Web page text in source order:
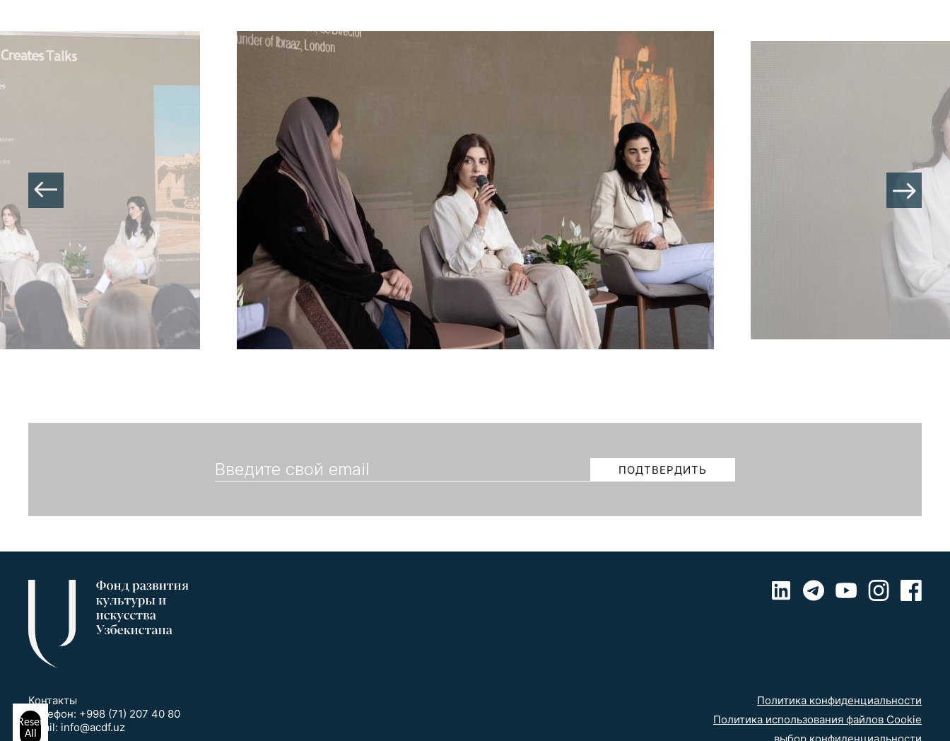
Контакты
Телефон: +998 (71) 207 40 80
Email: info@acdf.uz
Политика конфиденциальности
Политика использования файлов Cookie
Reset
All